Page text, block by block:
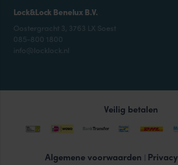
Lock&Lock Benelux B.V.
Oostergracht 3, 3763 LX Soest
085-800 1800
info@locklock.nl
Veilig betalen
Algemene voorwaarden | Privacy